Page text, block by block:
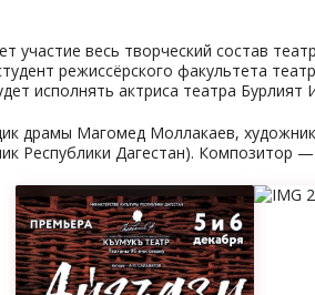
участие весь творческий состав
режиссёрского факультета
исполнять актриса театра Бурлият
драмы Магомед Моллакаев,
Республики Дагестан). Композитор